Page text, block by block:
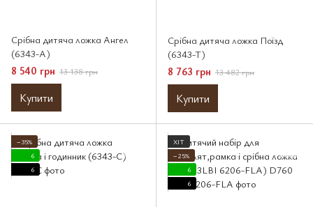
Срібна дитяча ложка Ангел
(6343-A)
8 540 грн 13 138 грн
Купити
Срібна дитяча ложка Поїзд
(6343-T)
8 763 грн 13 482 грн
Купити
−35%
6
6
ХІТ
−25%
6
6